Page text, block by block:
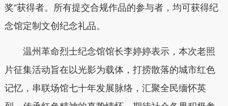
奖”获得者。所有提交合规作品的参与者，均可获得纪
念馆定制文创纪念礼品。
温州革命烈士纪念馆馆长李婷婷表示，本次老照
片征集活动旨在以光影为载体，打捞散落的城市红色
记忆，串联场馆七十年发展脉络，汇聚全民缅怀英